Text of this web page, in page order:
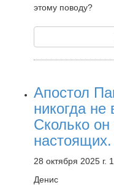
этому поводу?
Апостол
никогда
Сколько он
28 октября 2025 г.
Денис